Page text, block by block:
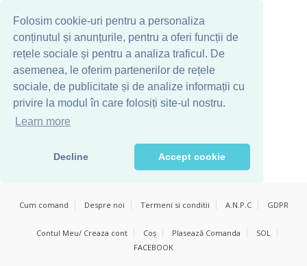
Folosim cookie-uri pentru a personaliza
conținutul și anunțurile, pentru a oferi funcții de
rețele sociale și pentru a analiza traficul. De
asemenea, le oferim partenerilor de rețele
sociale, de publicitate și de analize informații cu
privire la modul în care folosiți site-ul nostru.
Learn more
Decline Accept cookie
Cum comand Despre noi Termeni si conditii A.N.P.C GDPR
Contul Meu/ Creaza cont Coș Plasează Comanda
SOL
FACEBOOK